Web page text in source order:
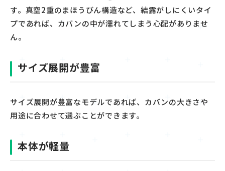
す。 真空2重のまほうびん構造など、 結露がしにくいタイ
プであれば、カバンの中が濡れてしまう心配がありませ
ん。
サイズ展開が豊富
サイズ展開が豊富なモデルであれば、カバンの大きさや
用途に合わせて選ぶことができます。
本体が軽量